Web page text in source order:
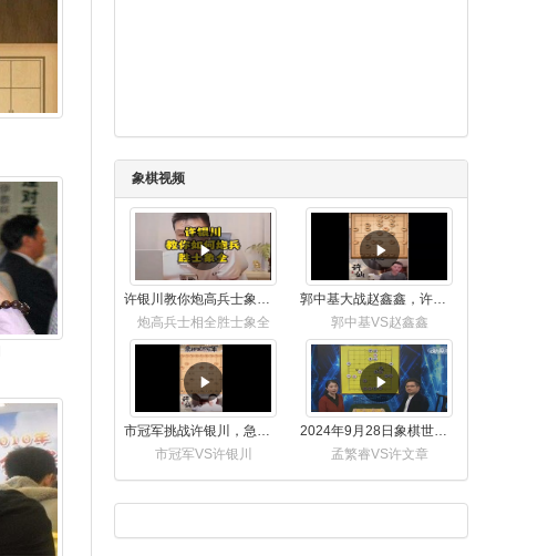
象棋视频
许银川教你炮高兵士象全如何赢士象全，简单四步即可
炮高兵士相全胜士象全
郭中基大战赵鑫鑫，许银川激情讲解
郭中基VS赵鑫鑫
市冠军挑战许银川，急进中兵变化真激烈！
市冠军VS许银川
2024年9月28日象棋世界栏目，刘君、蒋川讲解了第九届杨官璘杯象棋公开赛孟繁睿与许文章的对局
孟繁睿VS许文章